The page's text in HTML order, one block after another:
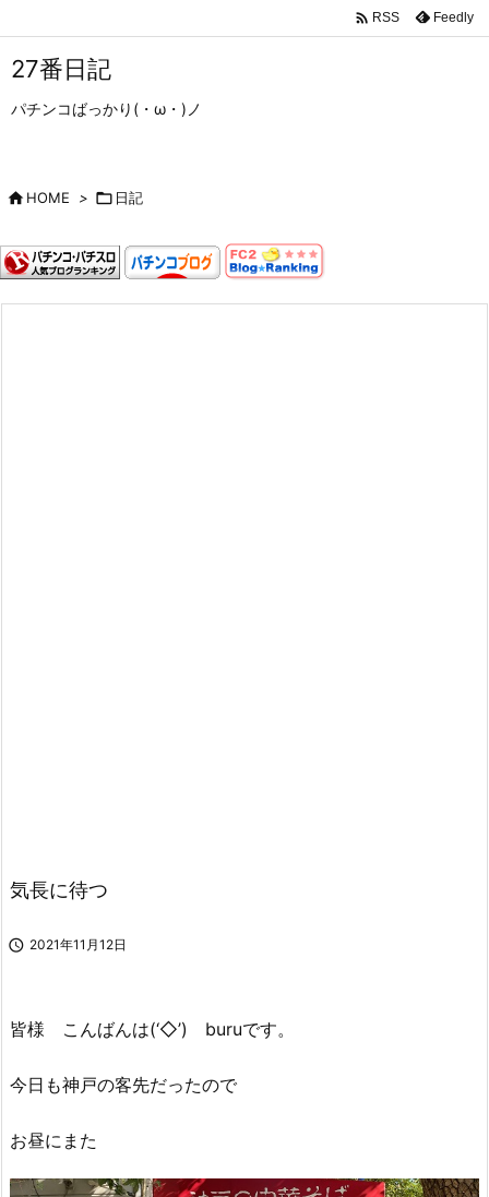
 RSS Feedly
27番日記
パチンコばっかり(・ω・)ノ
HOME >  日記
気長に待つ
 2021年11月12日
皆様 こんばんは(‘◇’)ゞburuです。
今日も神戸の客先だったので
お昼にまた